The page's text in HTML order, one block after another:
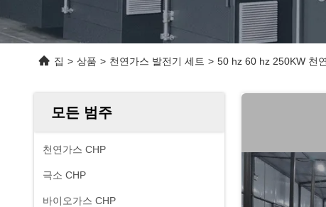
집 > 상품 > 천연가스 발전기 세트 > 50 hz 60 hz 250KW 천
모든 범주
천연가스 CHP
극소 CHP
바이오가스 CHP